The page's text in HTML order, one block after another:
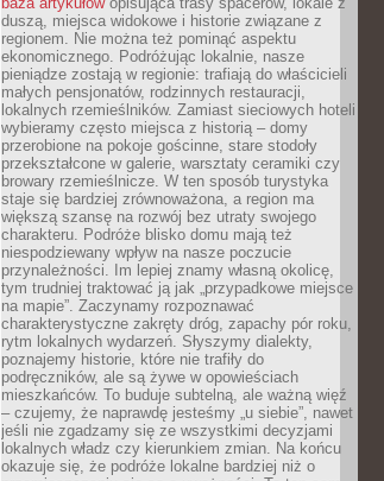
duszą, miejsca widokowe i historie związane z
regionem. Nie można też pominąć aspektu
ekonomicznego. Podróżując lokalnie, nasze
pieniądze zostają w regionie: trafiają do właścicieli
małych pensjonatów, rodzinnych restauracji,
lokalnych rzemieślników. Zamiast sieciowych hoteli
wybieramy często miejsca z historią – domy
przerobione na pokoje gościnne, stare stodoły
przekształcone w galerie, warsztaty ceramiki czy
browary rzemieślnicze. W ten sposób turystyka
staje się bardziej zrównoważona, a region ma
większą szansę na rozwój bez utraty swojego
charakteru. Podróże blisko domu mają też
niespodziewany wpływ na nasze poczucie
przynależności. Im lepiej znamy własną okolicę,
tym trudniej traktować ją jak „przypadkowe miejsce
na mapie”. Zaczynamy rozpoznawać
charakterystyczne zakręty dróg, zapachy pór roku,
rytm lokalnych wydarzeń. Słyszymy dialekty,
poznajemy historie, które nie trafiły do
podręczników, ale są żywe w opowieściach
mieszkańców. To buduje subtelną, ale ważną więź
– czujemy, że naprawdę jesteśmy „u siebie”, nawet
jeśli nie zgadzamy się ze wszystkimi decyzjami
lokalnych władz czy kierunkiem zmian. Na końcu
okazuje się, że podróże lokalne bardziej niż o